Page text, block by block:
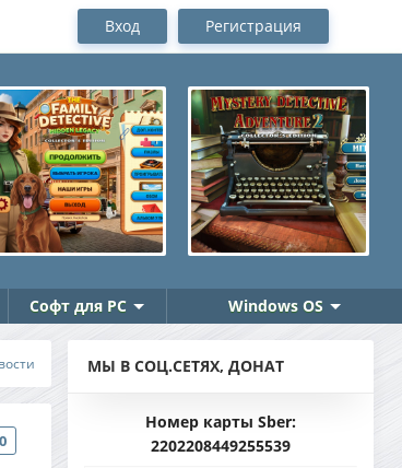
Вход Регистрация
Софт для PC Windows OS
МЫ В СОЦ.СЕТЯХ, ДОНАТ
Номер карты Sber:
2202208449255539